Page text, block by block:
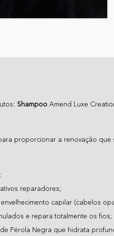
Shampoo Amend Luxe
proporcionar a renovação
reparadores;
capilar (cabelos
e repara totalmente os fios;
Pérola Negra que hidrata